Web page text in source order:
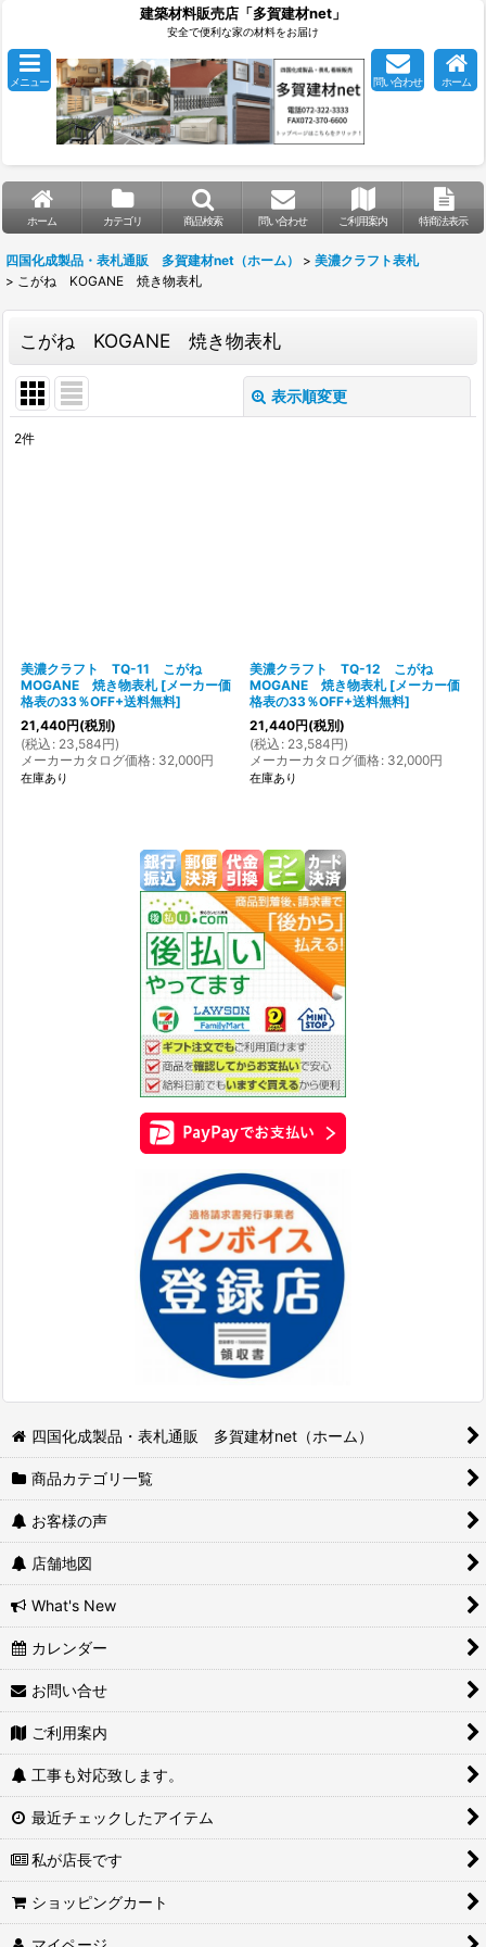
建築材料販売店「多賀建材net」
安全で便利な家の材料をお届け
メニュー 問い合わせ ホーム
ホーム カテゴリ 商品検索 問い合わせ ご利用案内 特商法表示
四国化成製品・表札通販 多賀建材net（ホーム） > 美濃クラフト表札
> こがね KOGANE 焼き物表札
こがね KOGANE 焼き物表札
表示順変更
2件
美濃クラフト TQ-11 こがね
MOGANE 焼き物表札 [ メーカー価
格表の33％OFF+送料無料]
21,440円(税別)
(税込 : 23,584円)
メーカーカタログ価格: 32,000円
在庫あり
美濃クラフト TQ-12 こがね
MOGANE 焼き物表札 [ メーカー価
格表の33％OFF+送料無料]
21,440円(税別)
(税込 : 23,584円)
メーカーカタログ価格: 32,000円
在庫あり
四国化成製品・表札通販 多賀建材net（ホーム）
商品カテゴリ一覧
お客様の声
店舗地図
What's New
カレンダー
お問い合せ
ご利用案内
工事も対応致します。
最近チェックしたアイテム
私が店長です
ショッピングカート